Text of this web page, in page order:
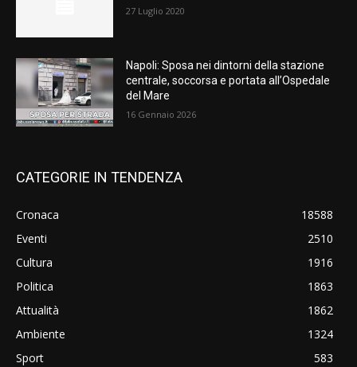
27 Luglio 2020
Napoli: Sposa nei dintorni della stazione
centrale, soccorsa e portata all’Ospedale
del Mare
16 Gennaio 2026
CATEGORIE IN TENDENZA
Cronaca
18588
Eventi
2510
Cultura
1916
Politica
1863
Attualità
1862
Ambiente
1324
Sport
583